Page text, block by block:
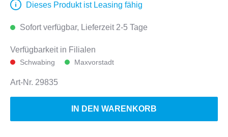
Dieses Produkt ist Leasing fähig
Sofort verfügbar, Lieferzeit 2-5 Tage
Verfügbarkeit in Filialen
Schwabing Maxvorstadt
Art-Nr. 29835
IN DEN WARENKORB